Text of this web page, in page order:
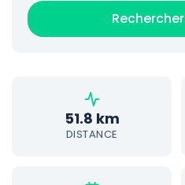
51.8 km
DISTANCE